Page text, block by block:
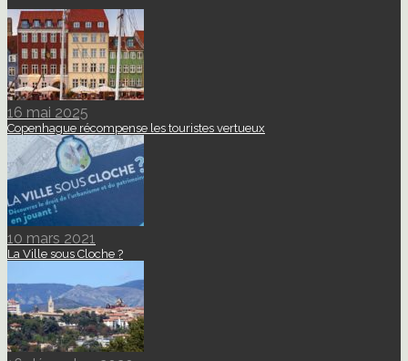
16 mai 2025
Copenhague récompense les touristes vertueux
10 mars 2021
La Ville sous Cloche ?